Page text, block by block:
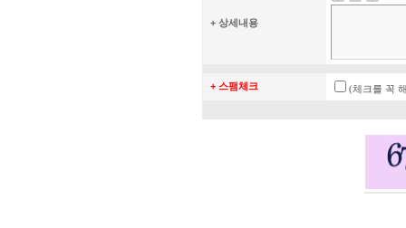
+ 상세내용
+ 스팸체크 (체크를 꼭